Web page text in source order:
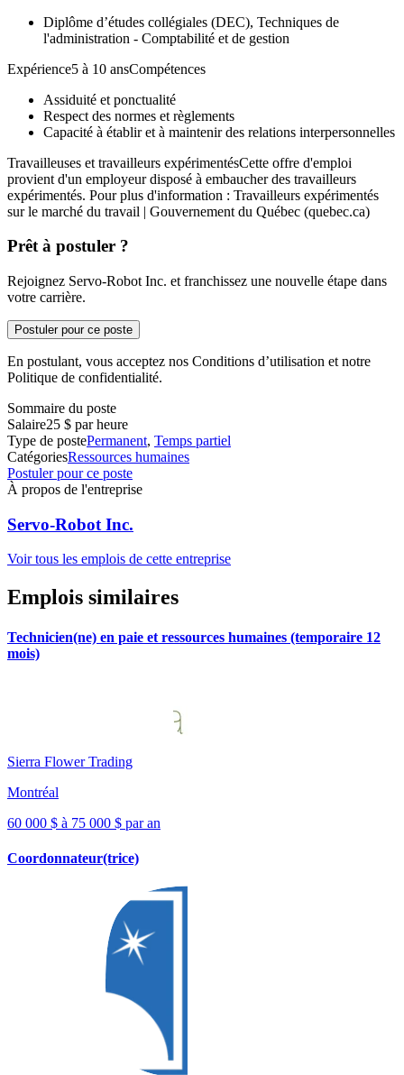
Diplôme d’études collégiales (DEC), Techniques de
l'administration - Comptabilité et de gestion
Expérience5 à 10 ansCompétences
Assiduité et ponctualité
Respect des normes et règlements
Capacité à établir et à maintenir des relations interpersonnelles
Travailleuses et travailleurs expérimentésCette offre d'emploi
provient d'un employeur disposé à embaucher des travailleurs
expérimentés. Pour plus d'information : Travailleurs expérimentés
sur le marché du travail | Gouvernement du Québec (quebec.ca)
Prêt à postuler ?
Rejoignez Servo-Robot Inc. et franchissez une nouvelle étape dans
votre carrière.
Postuler pour ce poste
En postulant, vous acceptez nos Conditions d’utilisation et notre
Politique de confidentialité.
Sommaire du poste
Salaire25 $ par heure
Type de postePermanent, Temps partiel
CatégoriesRessources humaines
Postuler pour ce poste
À propos de l'entreprise
Servo-Robot Inc.
Voir tous les emplois de cette entreprise
Emplois similaires
Technicien(ne) en paie et ressources humaines (temporaire 12
mois)
Sierra Flower Trading
Montréal
60 000 $ à 75 000 $ par an
Coordonnateur(trice)